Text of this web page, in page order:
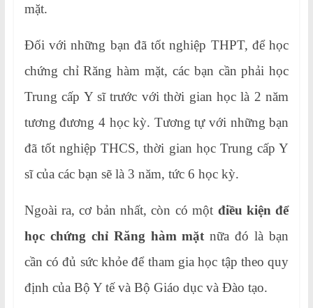
mặt.
Đối với những bạn đã tốt nghiệp THPT, để học
chứng chỉ Răng hàm mặt, các bạn cần phải học
Trung cấp Y sĩ trước với thời gian học là 2 năm
tương đương 4 học kỳ. Tương tự với những bạn
đã tốt nghiệp THCS, thời gian học Trung cấp Y
sĩ của các bạn sẽ là 3 năm, tức 6 học kỳ.
Ngoài ra, cơ bản nhất, còn có một điều kiện để
học chứng chỉ Răng hàm mặtnữa đó là bạn
cần có đủ sức khỏe để tham gia học tập theo quy
định của Bộ Y tế và Bộ Giáo dục và Đào tạo.